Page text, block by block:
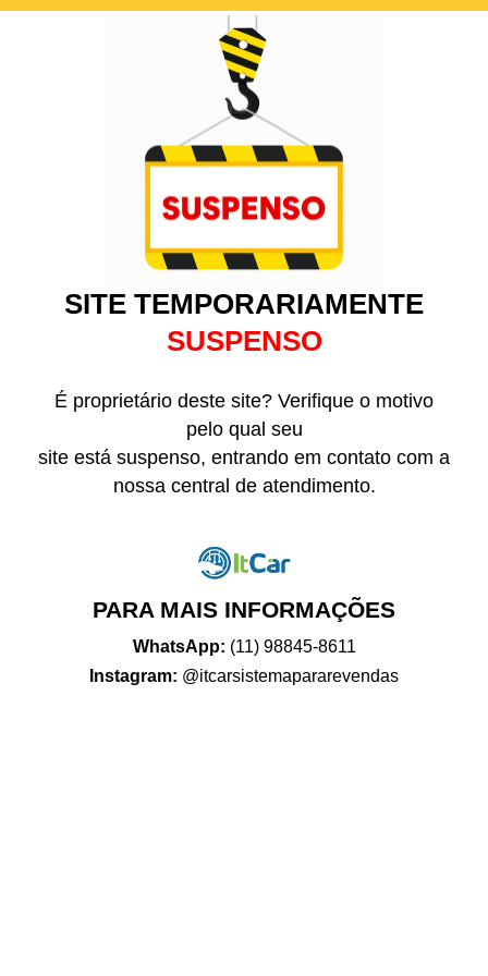
SITE TEMPORARIAMENTE
SUSPENSO
É proprietário deste site? Verifique o motivo
pelo qual seu
site está suspenso, entrando em contato com a
nossa central de atendimento.
PARA MAIS INFORMAÇÕES
WhatsApp: (11) 98845-8611
Instagram: @itcarsistemapararevendas